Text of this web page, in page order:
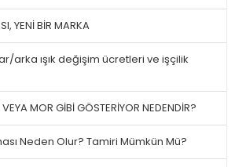
YENİ BİR MARKA
arka ışık değişim ücretleri ve işçilik
MOR GİBİ GÖSTERİYOR NEDENDİR?
Neden Olur? Tamiri Mümkün Mü?